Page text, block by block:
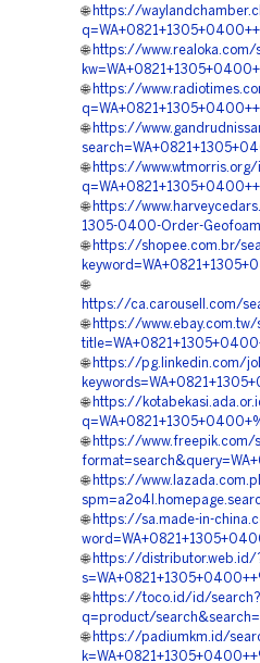
🌐 https://
🌐 https://www.realoka.com/
🌐 https://
🌐 https://
🌐 https://
🌐 https://
1305-0400-Order-
🌐 https://shopee.com.br/
🌐
https://ca.carousell.com/
🌐 https://www.ebay.com.tw/
🌐 https://pg.linkedin.com/
🌐 https://
🌐 https://www.freepik.com/
🌐 https://
🌐 https://sa.made-in-
🌐 https://distributor.web.id/
🌐 https://toco.id/id/search?
q=product/
🌐 https://padiumkm.id/